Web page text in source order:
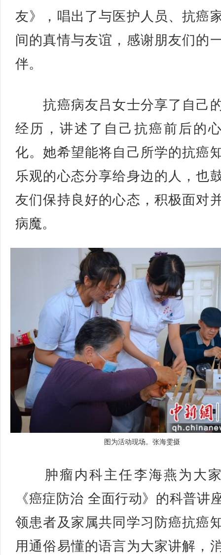
友》，唱出了与医护人员、抗癌
间的真情与友谊，感谢朋友们的
伴。
抗癌病友吕女士分享了自己
经历，讲述了自己抗癌前后的
化。她希望能将自己所学的抗癌
乐观的心态分享给身边的人，也
友们保持良好的心态，积极面对
病魔。
图为活动现场。张海雯摄
肿瘤内科主任李海燕为大
《癌症防治 全面行动》的科普讲
领患者及家属共同学习防癌抗癌
用通俗易懂的语言为大家讲解，